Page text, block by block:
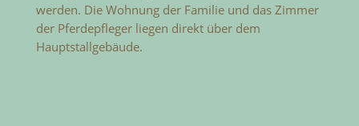
werden. Die Wohnung der Familie und das Zimmer
der Pferdepfleger liegen direkt über dem
Hauptstallgebäude.